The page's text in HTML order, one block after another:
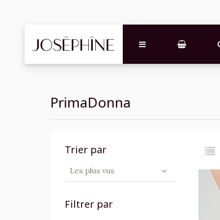
PrimaDonna
Trier par
Les plus vus
Filtrer par